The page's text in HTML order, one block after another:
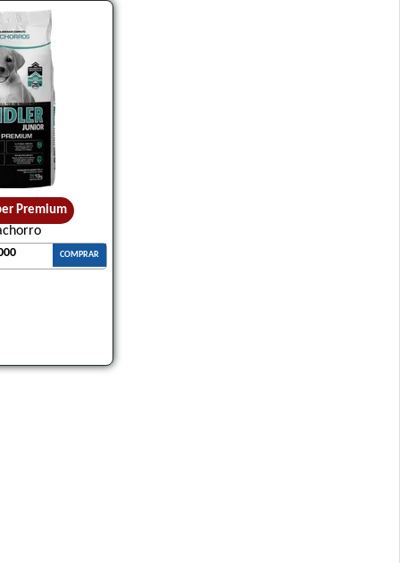
y Legumbres
Cordero y Arroz
Premium
COMPRAR